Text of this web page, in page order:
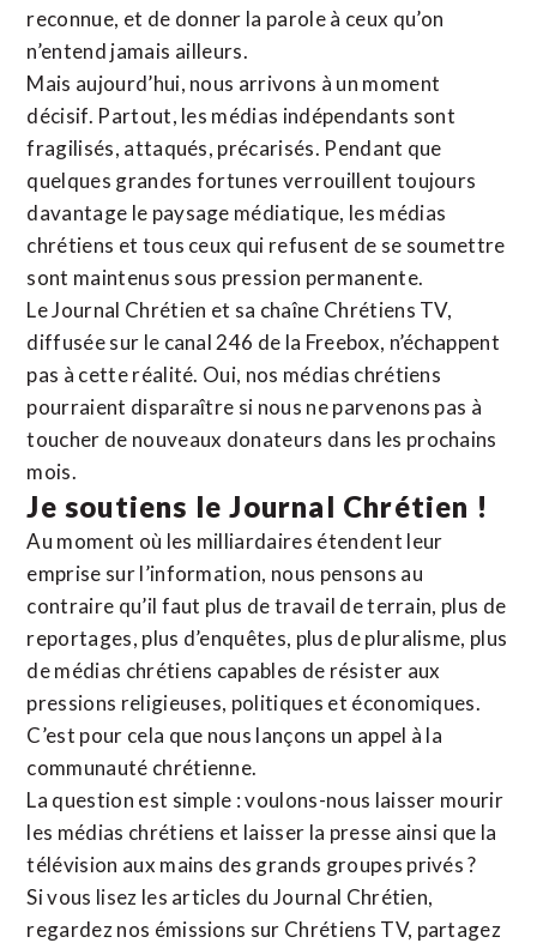
reconnue, et de donner la parole à ceux qu’on
n’entend jamais ailleurs.
Mais aujourd’hui, nous arrivons à un moment
décisif. Partout, les médias indépendants sont
fragilisés, attaqués, précarisés. Pendant que
quelques grandes fortunes verrouillent toujours
davantage le paysage médiatique, les médias
chrétiens et tous ceux qui refusent de se soumettre
sont maintenus sous pression permanente.
Le Journal Chrétien et sa chaîne Chrétiens TV,
diffusée sur le canal 246 de la Freebox, n’échappent
pas à cette réalité. Oui, nos médias chrétiens
pourraient disparaître si nous ne parvenons pas à
toucher de nouveaux donateurs dans les prochains
mois.
Je soutiens le Journal Chrétien !
Au moment où les milliardaires étendent leur
emprise sur l’information, nous pensons au
contraire qu’il faut plus de travail de terrain, plus de
reportages, plus d’enquêtes, plus de pluralisme, plus
de médias chrétiens capables de résister aux
pressions religieuses, politiques et économiques.
C’est pour cela que nous lançons un appel à la
communauté chrétienne.
La question est simple : voulons-nous laisser mourir
les médias chrétiens et laisser la presse ainsi que la
télévision aux mains des grands groupes privés ?
Si vous lisez les articles du Journal Chrétien,
regardez nos émissions sur Chrétiens TV, partagez